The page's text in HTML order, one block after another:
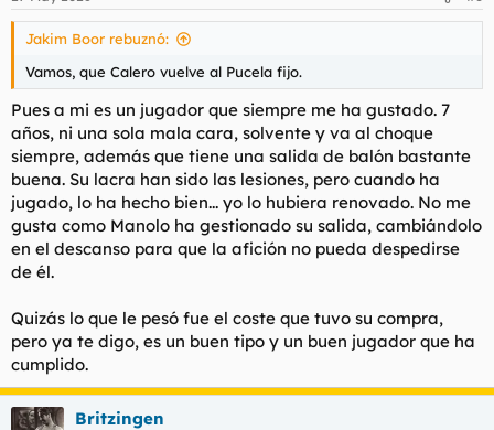
Jakim Boor rebuznó:
Vamos, que Calero vuelve al Pucela fijo.
Pues a mi es un jugador que siempre me ha gustado. 7
años, ni una sola mala cara, solvente y va al choque
siempre, además que tiene una salida de balón bastante
buena. Su lacra han sido las lesiones, pero cuando ha
jugado, lo ha hecho bien... yo lo hubiera renovado. No me
gusta como Manolo ha gestionado su salida, cambiándolo
en el descanso para que la afición no pueda despedirse
de él.
Quizás lo que le pesó fue el coste que tuvo su compra,
pero ya te digo, es un buen tipo y un buen jugador que ha
cumplido.
Britzingen